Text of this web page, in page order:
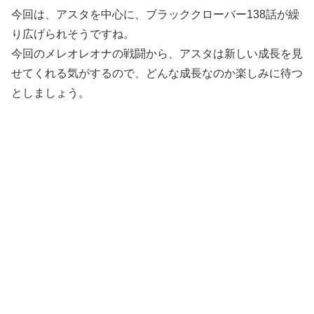
今回は、アスタを中心に、ブラッククローバー138話が繰
り広げられそうですね。
今回のメレオレオナの戦闘から、アスタは新しい成長を見
せてくれる気がするので、どんな成長なのか楽しみに待つ
としましょう。